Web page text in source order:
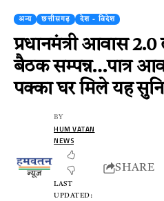
अन्य छत्तीसगढ़ देश - विदेश
प्रधानमंत्री आवास
बैठक सम्पन्न…पात्र
पक्का घर मिले यह
LAST
UPDATED:
BY
HUM VATAN
NEWS
SHARE